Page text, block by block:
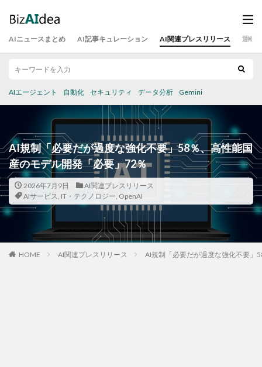
AIニュースまとめ AI記事キュレーション AI関連プレスリリース 運営
AIエージェント 自動化 セキュリティ データ分析 Gemini
AI規制「必要だが過度な強化不要」58％、高性能国
産のモデル開発「必要」72％
2026年7月9日
AI関連プレスリリース
AIサービス, IT・テクノロジー, OpenAI
HOME AI関連プレスリリース AI規制「必要だが過度な強化不要」